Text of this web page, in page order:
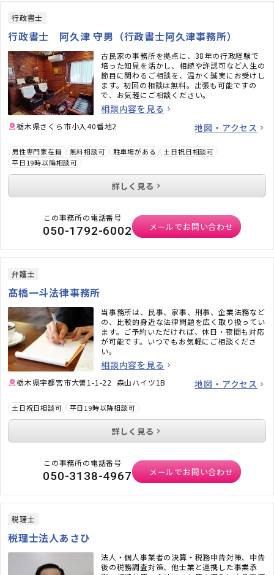
行政書士
行政書士 阿久津 守男（行政書士阿久津事務所）
古民家の事務所を拠点に、38年の行政経験で
培った知見を活かし、相続や許認可など人生の
節目に関わるご相談を、温かく誠実にお受けし
ます。初回の相談は無料。出張も可能ですの
で、お気軽にご相談ください。
相談内容を見る
栃木県さくら市小入40番地2 地図・アクセス
男性専門家在籍 無料相談可 駐車場がある
土日祝日相談可
平日19時以降相談可
詳しく見る
この事務所の電話番号
050-1792-6002 メールでお問い合わせ
弁護士
髙橋一斗法律事務所
当事務所は、民事、家事、刑事、企業法務など
の、比較的身近な法律問題を広く取り扱ってい
ます。ご予約いただければ、休日・夜間も対応
が可能です。いつでもお気軽にご相談くださ
い。
相談内容を見る
栃木県宇都宮市大曽1-1-22 森山ハイツ1B 地図・アクセス
土日祝日相談可 平日19時以降相談可
詳しく見る
この事務所の電話番号
050-3138-4967 メールでお問い合わせ
税理士
税理士法人あさひ
法人・個人事業者の決算・税務申告対策、申告
後の税務調査対策、他士業と連携した事業承